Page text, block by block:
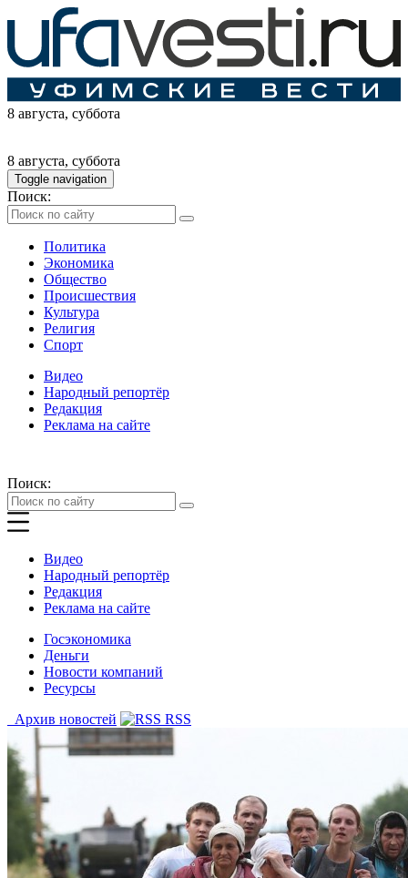
8 августа, суббота
8 августа, суббота
Toggle navigation
Поиск:
Политика
Экономика
Общество
Происшествия
Культура
Религия
Спорт
Видео
Народный репортёр
Редакция
Реклама на сайте
Поиск:
Видео
Народный репортёр
Редакция
Реклама на сайте
Госэкономика
Деньги
Новости компаний
Ресурсы
Архив новостей
RSS